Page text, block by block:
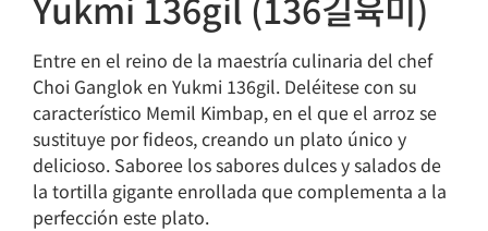
Entre en el reino de la maestría culinaria del chef
Choi Ganglok en Yukmi 136gil. Deléitese con su
característico Memil Kimbap, en el que el arroz se
sustituye por fideos, creando un plato único y
delicioso. Saboree los sabores dulces y salados de
la tortilla gigante enrollada que complementa a la
perfección este plato.